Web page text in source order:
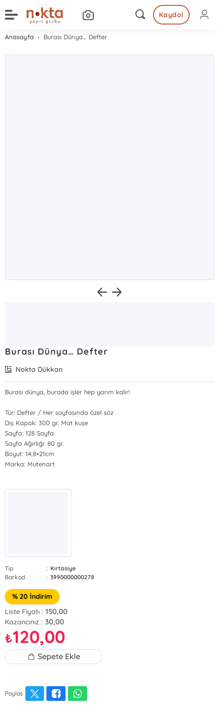
Kaydol
Anasayfa Burası Dünya… Defter
Burası Dünya… Defter
Nokta Dükkan
Burası dünya, burada işler hep yarım kalır!
Tür: Defter / Her sayfasında özel söz
Dış Kapak: 300 gr. Mat kuşe
Sayfa: 128 Sayfa
Sayfa Ağırlığı: 80 gr.
Boyut: 14,8×21cm
Marka: Mutenart
Tip : Kırtasiye
Barkod
: 3990000000278
% 20 İndirim
Liste Fiyatı : 150,00
Kazancınız : 30,00
₺120,00
Sepete Ekle
Paylaş